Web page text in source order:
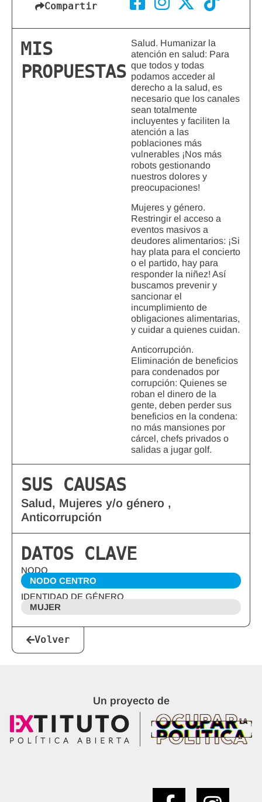
Compartir
MIS
PROPUESTAS
Salud. Humanizar la
atención en salud: Para
que todos y todas
podamos acceder al
derecho a la salud, es
necesario que los canales
sean totalmente
incluyentes y faciliten la
atención a las
poblaciones más
vulnerables ¡Nos más
robots gestionando
nuestros dolores y
preocupaciones!
Mujeres y género.
Restringir el acceso a
eventos masivos a
deudores alimentarios: ¡Si
hay plata para el concierto
o el partido, hay para
responder la niñez! Así
buscamos prevenir y
sancionar el
incumplimiento de
obligaciones alimentarias,
y cuidar a quienes cuidan.
Anticorrupción.
Eliminación de beneficios
para condenados por
corrupción: Quienes se
roban el dinero de la
gente, deben perder sus
beneficios en la condena:
no más mansiones por
cárcel, chefs privados o
salidas a jugar golf.
SUS CAUSAS
Salud, Mujeres y/o género ,
Anticorrupción
DATOS CLAVE
NODO
NODO CENTRO
IDENTIDAD DE GÉNERO
MUJER
Volver
Un proyecto de